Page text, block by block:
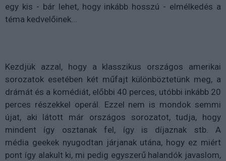
egy kis - bár lehet, hogy inkább hosszú - elmélkedés a
téma kedvelőinek...
Kezdjük azzal, hogy a klasszikus országos amerikai
sorozatok esetében két műfajt különböztetünk meg, a
drámát és a komédiát, előbbi 40 perces, utóbbi inkább 20
perces részekkel operál. Ezzel nem is mondok semmi
újat, aki látott már országos sorozatot, tudja, hogy
mindent így osztanak fel, így is díjaznak stb. A
média geekeknyugodtan járjanak utána, hogy ez miért
pont így alakult ki, mi pedig egyszerű halandók javaslom,